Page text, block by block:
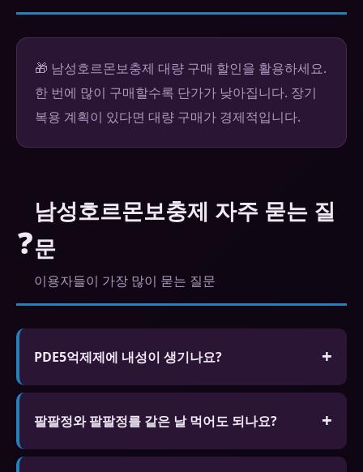
🎁 남성호르몬보충제 대량 구매 할인을 활용하세요.
한 번에 많이 구매할수록 단가가 낮아집니다. 장기
복용 계획이 있다면 대량 구매가 경제적입니다.
❓
남성호르몬보충제 자주 묻는 질
문
이용자들이 가장 많이 묻는 질문
PDE5억제제에 내성이 생기나요?
신체적 의존성은 없습니다. 생활습관 개선을 병행하
세요.
팔팔정와 팔팔정를 같은 날 먹어도 되나요?
절대 안 됩니다. 같은 계열 약물 중복 복용은 심각한